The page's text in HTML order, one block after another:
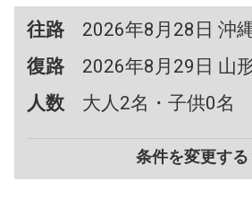
往路
2026年8月28日 沖
復路
2026年8月29日 山
人数
大人2名・子供0名
条件を変更す